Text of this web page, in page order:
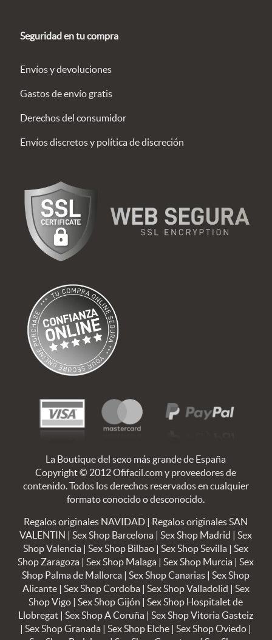
Seguridad en tu compra
Envíos y devoluciones
Gastos de envío gratis
Derechos del consumidor
Envíos discretos y política de discreción
La Boutique del sexo más grande de España
Copyright © 2012 Ofifacil.com y proveedores de
contenido. Todos los derechos reservados en cualquier
formato conocido o desconocido.
Regalos originales NAVIDAD | Regalos originales SAN
VALENTIN |Sex Shop Barcelona |Sex Shop Madrid |Sex
Shop Valencia |Sex Shop Bilbao |Sex Shop Sevilla |Sex
Shop Zaragoza |Sex Shop Malaga |Sex Shop Murcia |Sex
Shop Palma de Mallorca |Sex Shop Canarias |Sex Shop
Alicante| Sex Shop Cordoba| Sex Shop Valladolid | Sex
Shop Vigo |Sex Shop Gijón |Sex Shop Hospitalet de
Llobregat |Sex Shop A Coruña |Sex Shop Vitoria Gasteiz
|Sex Shop Granada |Sex Shop Elche |Sex Shop Oviedo |